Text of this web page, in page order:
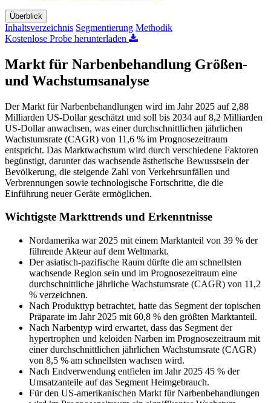
Überblick
Inhaltsverzeichnis Segmentierung Methodik
Kostenlose Probe herunterladen
Markt für Narbenbehandlung Größen-
und Wachstumsanalyse
Der Markt für Narbenbehandlungen wird im Jahr 2025 auf 2,88
Milliarden US-Dollar geschätzt und soll bis 2034 auf 8,2 Milliarden
US-Dollar anwachsen, was einer durchschnittlichen jährlichen
Wachstumsrate (CAGR) von 11,6 % im Prognosezeitraum
entspricht. Das Marktwachstum wird durch verschiedene Faktoren
begünstigt, darunter das wachsende ästhetische Bewusstsein der
Bevölkerung, die steigende Zahl von Verkehrsunfällen und
Verbrennungen sowie technologische Fortschritte, die die
Einführung neuer Geräte ermöglichen.
Wichtigste Markttrends und Erkenntnisse
Nordamerika war 2025 mit einem Marktanteil von 39 % der
führende Akteur auf dem Weltmarkt.
Der asiatisch-pazifische Raum dürfte die am schnellsten
wachsende Region sein und im Prognosezeitraum eine
durchschnittliche jährliche Wachstumsrate (CAGR) von 11,2
% verzeichnen.
Nach Produkttyp betrachtet, hatte das Segment der topischen
Präparate im Jahr 2025 mit 60,8 % den größten Marktanteil.
Nach Narbentyp wird erwartet, dass das Segment der
hypertrophen und keloiden Narben im Prognosezeitraum mit
einer durchschnittlichen jährlichen Wachstumsrate (CAGR)
von 8,5 % am schnellsten wachsen wird.
Nach Endverwendung entfielen im Jahr 2025 45 % der
Umsatzanteile auf das Segment Heimgebrauch.
Für den US-amerikanischen Markt für Narbenbehandlungen